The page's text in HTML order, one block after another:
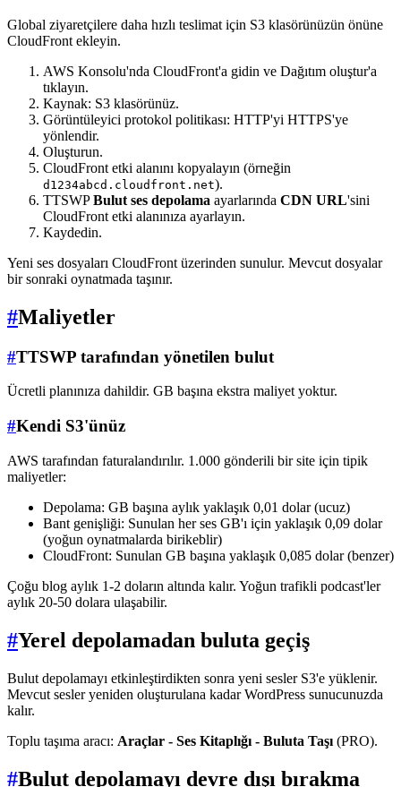
Global ziyaretçilere daha hızlı teslimat için S3 klasörünüzün önüne
CloudFront ekleyin.
AWS Konsolu'nda CloudFront'a gidin ve Dağıtım oluştur'a
tıklayın.
Kaynak: S3 klasörünüz.
Görüntüleyici protokol politikası: HTTP'yi HTTPS'ye
yönlendir.
Oluşturun.
CloudFront etki alanını kopyalayın (örneğin
d1234abcd.cloudfront.net).
TTSWPBulut ses depolama ayarlarında CDN URL'sini
CloudFront etki alanınıza ayarlayın.
Kaydedin.
Yeni ses dosyaları CloudFront üzerinden sunulur. Mevcut dosyalar
bir sonraki oynatmada taşınır.
#Maliyetler
#TTSWP tarafından yönetilen bulut
Ücretli planınıza dahildir. GB başına ekstra maliyet yoktur.
#Kendi S3'ünüz
AWS tarafından faturalandırılır. 1.000 gönderili bir site için tipik
maliyetler:
Depolama: GB başına aylık yaklaşık 0,01 dolar (ucuz)
Bant genişliği: Sunulan her ses GB'ı için yaklaşık 0,09 dolar
(yoğun oynatmalarda birikeblir)
CloudFront: Sunulan GB başına yaklaşık 0,085 dolar (benzer)
Çoğu blog aylık 1-2 doların altında kalır. Yoğun trafikli podcast'ler
aylık 20-50 dolara ulaşabilir.
#Yerel depolamadan buluta geçiş
Bulut depolamayı etkinleştirdikten sonra yeni sesler S3'e yüklenir.
Mevcut sesler yeniden oluşturulana kadar WordPress sunucunuzda
kalır.
Toplu taşıma aracı: Araçlar - Ses Kitaplığı - Buluta Taşı (PRO).
#Bulut depolamayı devre dışı bırakma